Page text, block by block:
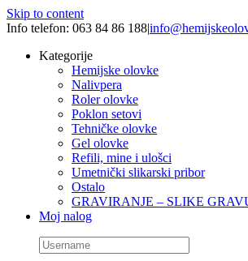
Skip to content
Info telefon: 063 84 86 188|
Kategorije
Hemijske olovke
Nalivpera
Roler olovke
Poklon setovi
Tehničke olovke
Gel olovke
Refili, mine i ulošci
Umetnički slikarski pribor
Ostalo
GRAVIRANJE – SLIKE
Moj nalog